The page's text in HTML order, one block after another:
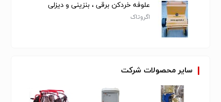
سایرمحصولات شرکت
علوفه خردکن برقی ، بنزینی و دیزلی
اگروتاک